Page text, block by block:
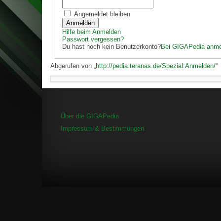
Angemeldet bleiben
Anmelden
Hilfe beim Anmelden
Passwort vergessen?
Du hast noch kein Benutzerkonto?Bei GIGAPedia
Abgerufen von „ http://pedia.teranas.de/Spezial:Anmelden/“
Über die GIGAPedia
Impressum & Bestimmungen